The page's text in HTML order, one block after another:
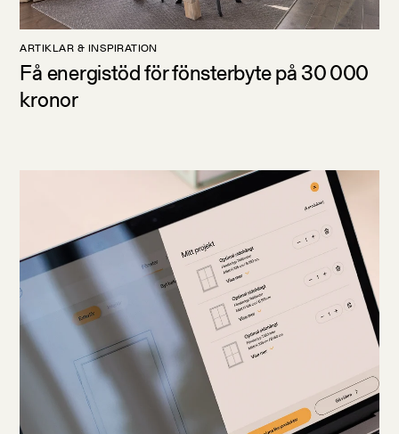
ARTIKLAR & INSPIRATION
Få energistöd för fönsterbyte på 30 000
kronor